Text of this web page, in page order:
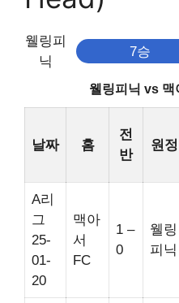
웰링피
닉
7승
웰링피닉 vs 맥
날짜 홈
전
반
원정
A리
그
25-
01-
20
맥아
서
FC
1 –
0
웰링
피닉